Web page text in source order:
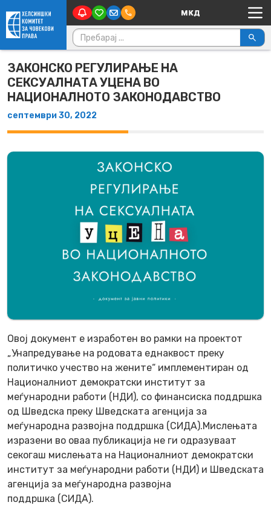
Skip to content Main Navigation
Пребарувај за:
ЗАКОНСКО РЕГУЛИРАЊЕ НА
СЕКСУАЛНАТА УЦЕНА ВО
НАЦИОНАЛНОТО ЗАКОНОДАВСТВО
септември 30, 2022
Овоj документ е изработен во рамки на проектот
„Унапредување на родовата еднаквост преку
политичко учество на жените“ имплементиран од
Националниот демократски институт за
меѓународни работи (НДИ), со финансиска поддршка
од Шведска преку Шведската агенциjа за
меѓународна развоjна поддршка (СИДА).Мислењата
изразени во оваа публикациjа не ги одразуваат
секогаш мислењата на Националниот демократски
институт за меѓународни работи (НДИ) и Шведската
агенциjа за меѓународна развоjна
поддршка (СИДА).